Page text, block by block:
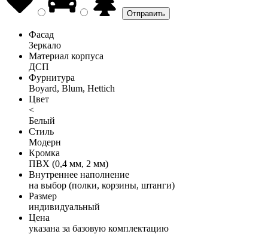
Фасад
Зеркало
Материал корпуса
ДСП
Фурнитура
Boyard, Blum, Hettich
Цвет
<
Белый
Стиль
Модерн
Кромка
ПВХ (0,4 мм, 2 мм)
Внутреннее наполнение
на выбор (полки, корзины, штанги)
Размер
индивидуальный
Цена
указана за базовую комплектацию